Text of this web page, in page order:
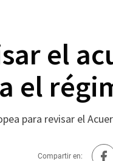
el
el
para revisar el
Compartir en: